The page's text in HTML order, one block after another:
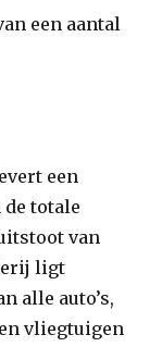
een aantal
een
de totale
van
ligt
alle auto’s,
vliegtuigen